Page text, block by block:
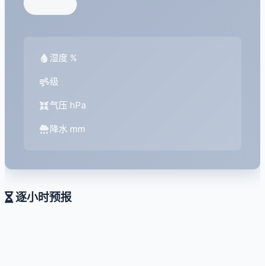
湿度 %
级
气压 hPa
降水 mm
逐小时预报